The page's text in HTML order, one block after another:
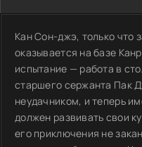
Кан Сон-джэ, только что
оказывается на базе
испытание — работа в
старшего сержанта Пак
неудачником, и теперь
должен развивать свои
его приключения не